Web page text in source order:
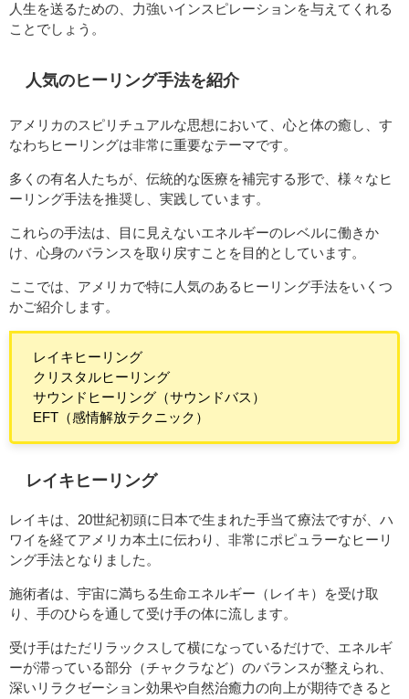
人生を送るための、力強いインスピレーションを与えてくれる
ことでしょう。
人気のヒーリング手法を紹介
アメリカのスピリチュアルな思想において、心と体の癒し、す
なわちヒーリングは非常に重要なテーマです。
多くの有名人たちが、伝統的な医療を補完する形で、様々なヒ
ーリング手法を推奨し、実践しています。
これらの手法は、目に見えないエネルギーのレベルに働きか
け、心身のバランスを取り戻すことを目的としています。
ここでは、アメリカで特に人気のあるヒーリング手法をいくつ
かご紹介します。
レイキヒーリング
クリスタルヒーリング
サウンドヒーリング（サウンドバス）
EFT（感情解放テクニック）
レイキヒーリング
レイキは、20世紀初頭に日本で生まれた手当て療法ですが、ハ
ワイを経てアメリカ本土に伝わり、非常にポピュラーなヒーリ
ング手法となりました。
施術者は、宇宙に満ちる生命エネルギー（レイキ）を受け取
り、手のひらを通して受け手の体に流します。
受け手はただリラックスして横になっているだけで、エネルギ
ーが滞っている部分（チャクラなど）のバランスが整えられ、
深いリラクゼーション効果や自然治癒力の向上が期待できると